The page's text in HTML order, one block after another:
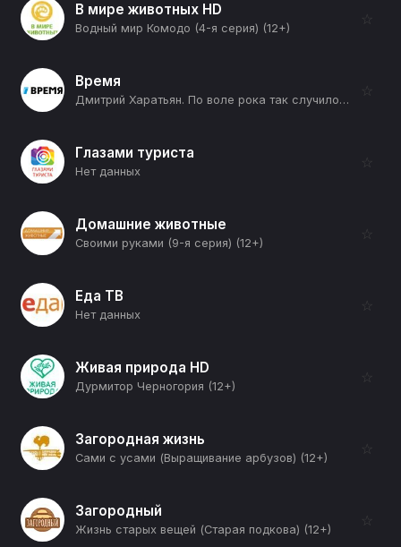
В мире животных HD
Водный мир Комодо (4-я серия) (12+)
☆
Время
Дмитрий Харатьян. По воле рока так случилось (12+)
☆
Глазами туриста
Нет данных
☆
Домашние животные
Своими руками (9-я серия) (12+)
☆
Еда ТВ
Нет данных
☆
Живая природа HD
Дурмитор Черногория (12+)
☆
Загородная жизнь
Сами с усами (Выращивание арбузов) (12+)
☆
Загородный
Жизнь старых вещей (Старая подкова) (12+)
☆